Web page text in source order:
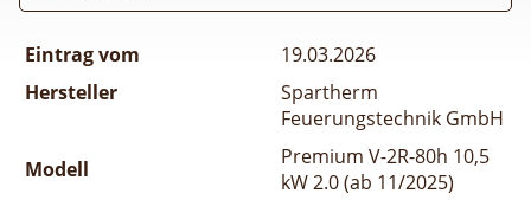
Eintrag vom
19.03.2026
Hersteller
Spartherm
Feuerungstechnik GmbH
Modell
Premium V-2R-80h 10,5
kW 2.0 (ab 11/2025)